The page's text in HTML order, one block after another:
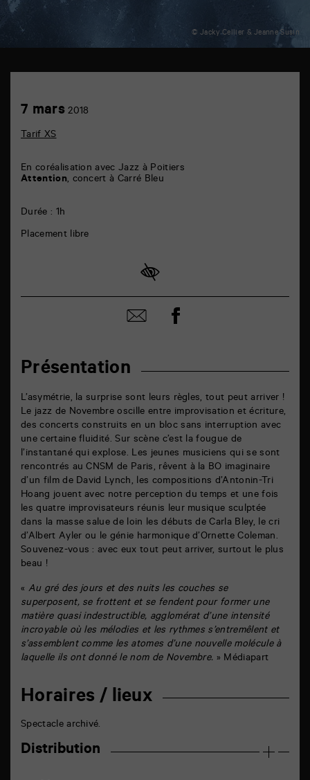
© Jacky Cellier & Jeanne Susin
Poitiers
Présentation
L’asymétrie, la surprise sont leurs règles, tout peut arriver !
Le jazz de Novembre oscille entre improvisation et écriture,
des concerts construits en un bloc sans interruption avec
une certaine fluidité. Sur scène c’est la fougue de
l’instantané qui explose. Les jeunes musiciens qui se sont
rencontrés au CNSM de Paris, rêvent à la BO imaginaire
d’un film de David Lynch, les compositions d’Antonin-Tri
Hoang jouent avec notre perception du temps et une fois
les quatre improvisateurs réunis leur musique sculptée
dans la masse salue de loin les débuts de Carla Bley, le cri
d’Albert Ayler ou le génie harmonique d’Ornette Coleman.
Souvenez-vous : avec eux tout peut arriver, surtout le plus
beau !
« Au gré des jours et des nuits les couches se
superposent, se frottent et se fendent pour former une
matière quasi indestructible, agglomérat d’une intensité
incroyable où les mélodies et les rythmes s’entremêlent et
s’assemblent comme les atomes d’une nouvelle molécule à
laquelle ils ont donné le nom de Novembre. » Médiapart
Horaires / lieux
Spectacle archivé.
Distribution
Achetez
en
7 mars 2018
Tarif XS
En coréalisation avec Jazz à Poitiers
Attention, concert à Carré Bleu
Durée : 1h
Placement libre
Partager
par
Partager
sur